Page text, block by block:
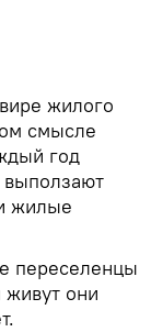
жилого
смысле
год
выползают
жилые
переселенцы
они